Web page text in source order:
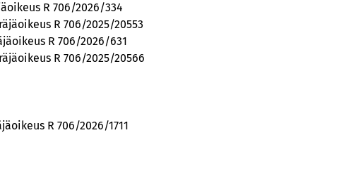
R 706/2026/334
R 706/2025/20553
R 706/2026/631
R 706/2025/20566
R 706/2026/1711